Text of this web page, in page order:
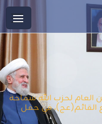
العام لحزب الله سماحة
في حفل